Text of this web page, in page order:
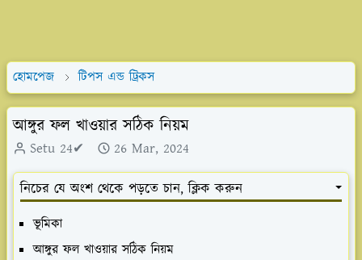
হোমপেজ টিপস এন্ড ট্রিকস
আঙ্গুর ফল খাওয়ার সঠিক নিয়ম
Setu 24✔ 26 Mar, 2024
নিচের যে অংশ থেকে পড়তে চান, ক্লিক করুন
ভূমিকা
আঙ্গুর ফল খাওয়ার সঠিক নিয়ম